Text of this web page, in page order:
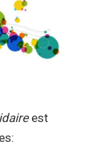
est